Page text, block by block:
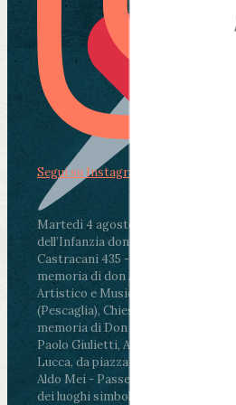
Martedì 4 agosto2026
ore 11:30 -
dell’Infanzia don Aldo Mei - Viale
Castracani 435 - Inaugurazione
memoria di don Aldo Mei curato
Artistico e Musicale “Passaglia”
(Pescaglia), Chiesa parrocchiale -
memoria di Don Aldo Mei celebrata
Paolo Giulietti, Arcivescovo di Lucca
Lucca, da piazza San Michele al
Aldo Mei - Passeggiata della
dei luoghi simbolo della città.
Segui su Instagram